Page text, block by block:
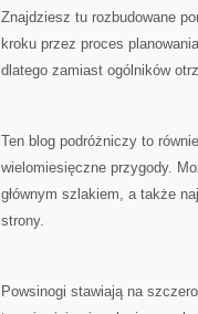
Znajdziesz tu rozbudowane
kroku przez proces
dlatego zamiast ogólników
Ten blog podróżniczy to
wielomiesięczne przygody.
głównym szlakiem, a także
strony.
Powsinogi stawiają na